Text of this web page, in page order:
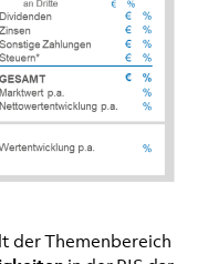
der Themenbereich